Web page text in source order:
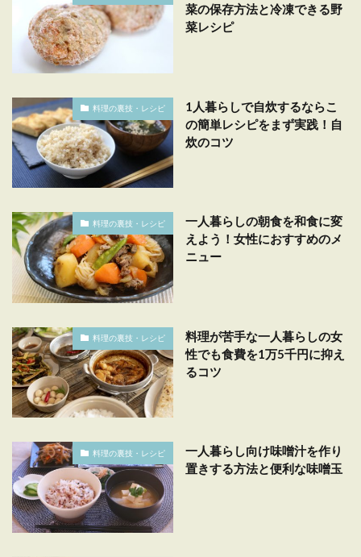
菜の保存方法と冷凍できる野
菜レシピ
料理の裏技・レシピ
1人暮らしで自炊するならこ
の簡単レシピをまず実践！自
炊のコツ
料理の裏技・レシピ
一人暮らしの朝食を和食に変
えよう！女性におすすめのメ
ニュー
料理の裏技・レシピ
料理が苦手な一人暮らしの女
性でも食費を1万5千円に抑え
るコツ
料理の裏技・レシピ
一人暮らし向け味噌汁を作り
置きする方法と便利な味噌玉